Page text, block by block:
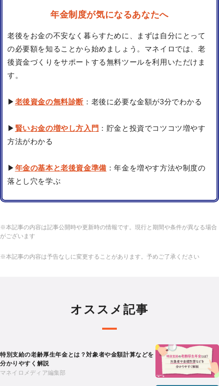
年金制度が気になるあなたへ
老後をお金の不安なく暮らすために、まずは自分にとって
の必要額を知ることから始めましょう。マネイロでは、老
後資金づくりをサポートする無料ツールを利用いただけま
す。
▶ 老後資金の無料診断 ：老後に必要な金額が3分でわかる
▶ 賢いお金の増やし方入門 ：貯金と投資でコツコツ増やす
方法がわかる
▶ 年金の基本と老後資金準備 ：年金を増やす方法や制度の
落とし穴を学ぶ
※本記事の内容は記事公開時や更新時の情報です。現行と期間や条件が異なる場合
がございます
※本記事の内容は予告なしに変更することがあります。予めご了承ください
オススメ記事
特別支給の老齢厚生年金とは？対象者や金額計算などを
分かりやすく解説
マネイロメディア編集部